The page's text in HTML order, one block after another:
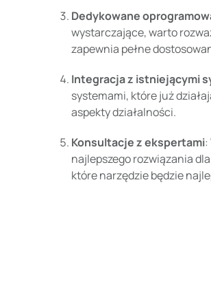
Dedykowane
wystarczające, warto
zapewnia pełne
Integracja z istniejącymi
systemami, które już
aspekty działalności.
Konsultacje z ekspertami:
najlepszego rozwiązania
które narzędzie będzie